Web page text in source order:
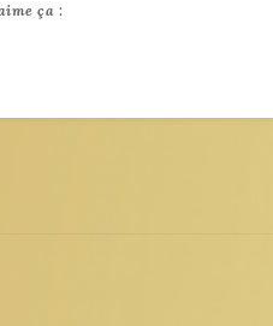
ça :